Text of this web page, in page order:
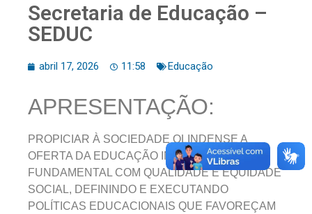
Secretaria de Educação –
SEDUC
abril 17, 2026 11:58 Educação
APRESENTAÇÃO:
PROPICIAR À SOCIEDADE OLINDENSE A
OFERTA DA EDUCAÇÃO INFANTIL E ENSINO
FUNDAMENTAL COM QUALIDADE E EQUIDADE
SOCIAL, DEFININDO E EXECUTANDO
POLÍTICAS EDUCACIONAIS QUE FAVOREÇAM